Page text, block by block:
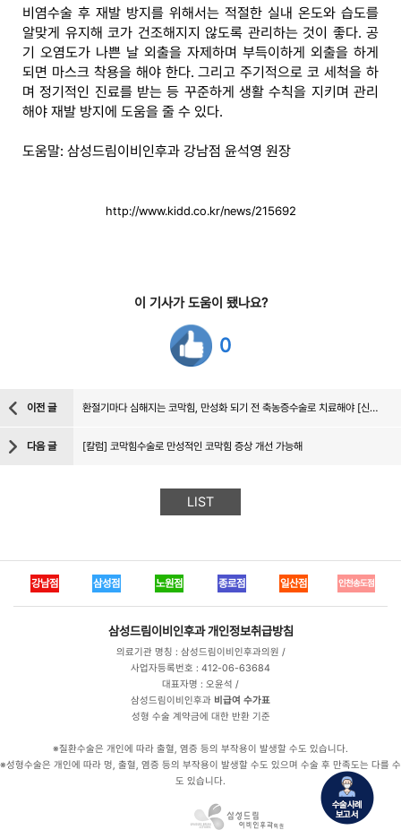
비염수술 후 재발 방지를 위해서는 적절한 실내 온도와 습도를
알맞게 유지해 코가 건조해지지 않도록 관리하는 것이 좋다. 공
기 오염도가 나쁜 날 외출을 자제하며 부득이하게 외출을 하게
되면 마스크 착용을 해야 한다. 그리고 주기적으로 코 세척을 하
며 정기적인 진료를 받는 등 꾸준하게 생활 수칙을 지키며 관리
해야 재발 방지에 도움을 줄 수 있다.
도움말: 삼성드림이비인후과 강남점 윤석영 원장
http://www.kidd.co.kr/news/215692
이 기사가 도움이 됐나요?
0
이전 글 환절기마다 심해지는 코막힘, 만성화 되기 전 축농증수술로 치료해야 [신일호 원장 칼럼]
다음 글 [칼럼] 코막힘수술로 만성적인 코막힘 증상 개선 가능해
LIST
강남점 삼성점 노원점 종로점 일산점 인천송도점
삼성드림이비인후과 개인정보취급방침
의료기관 명칭 : 삼성드림이비인후과의원 /
사업자등록번호 : 412-06-63684
대표자명 : 오윤석 /
삼성드림이비인후과 비급여 수가표
성형 수술 계약금에 대한 반환 기준
※질환수술은 개인에 따라 출혈, 염증 등의 부작용이 발생할 수도 있습니다.
※성형수술은 개인에 따라 멍, 출혈, 염증 등의 부작용이 발생할 수도 있으며 수술 후 만족도는 다를 수
도 있습니다.